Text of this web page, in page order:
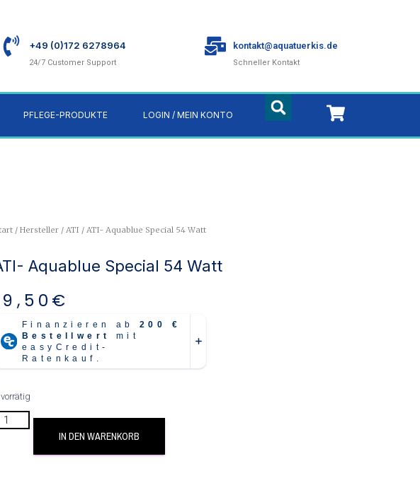
+49 (0)172 6278964
24/7 Customer Support
kontakt@aquatuerkis.de
Schneller Kontakt
PFLEGE-PRODUKTE LOGIN / MEIN KONTO
/ Hersteller / ATI / ATI- Aquablue Special 54 Watt
Aquablue Special 54 Watt
€
IN DEN WARENKORB